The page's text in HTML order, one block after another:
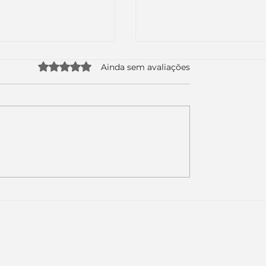
Avaliado com 0 de 5 estrelas.
Ainda sem avaliações